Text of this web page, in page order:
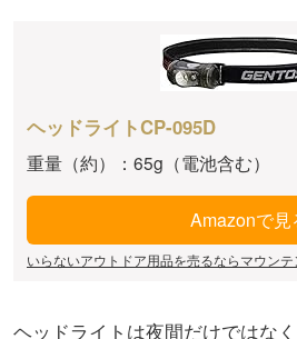
ヘッドライトCP-095D
重量（約）：65g（電池含む）
Amazonで見
いらないアウトドア用品を売るならマウン
ヘッドライトは夜間だけではなく